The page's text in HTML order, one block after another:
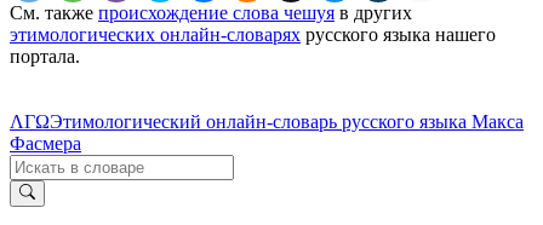
См. также происхождение слова чешуя в других
этимологических онлайн-словарях русского языка нашего
портала.
ΛΓΩЭтимологический онлайн-словарь русского языка Макса
Фасмера